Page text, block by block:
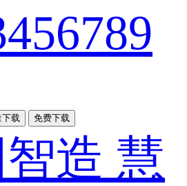
下载 免费下载
造 慧